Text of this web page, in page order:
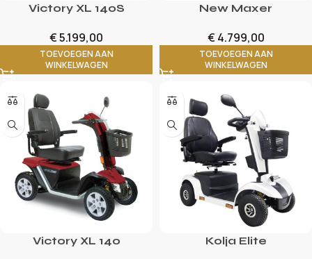
Victory XL 140S
€5.199,00
TOEVOEGEN AAN
WINKELWAGEN
New Maxer
€ 4.799,00
TOEVOEGEN AAN
WINKELWAGEN
Victory XL 140 Kolja Elite